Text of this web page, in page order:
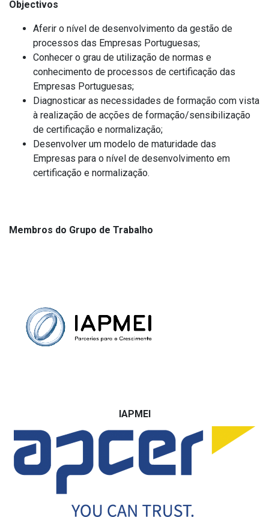
Objectivos
Aferir o nível de desenvolvimento da gestão de
processos das Empresas Portuguesas;
Conhecer o grau de utilização de normas e
conhecimento de processos de certificação das
Empresas Portuguesas;
Diagnosticar as necessidades de formação com vista
à realização de acções de formação/sensibilização
de certificação e normalização;
Desenvolver um modelo de maturidade das
Empresas para o nível de desenvolvimento em
certificação e normalização.
Membros do Grupo de Trabalho
IAPMEI